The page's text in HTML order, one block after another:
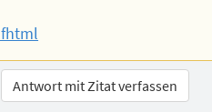
Antwort mit Zitat verfassen